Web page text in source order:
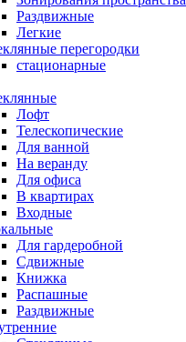
Раздвижные
Легкие
перегородки
стационарные
Лофт
Телескопические
Для ванной
На веранду
Для офиса
В квартирах
Входные
Для гардеробной
Сдвижные
Книжка
Распашные
Раздвижные